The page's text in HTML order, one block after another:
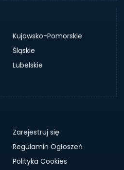
Kujawsko-Pomorskie
Śląskie
Lubelskie
Zarejestruj się
Regulamin Ogłoszeń
Polityka Cookies